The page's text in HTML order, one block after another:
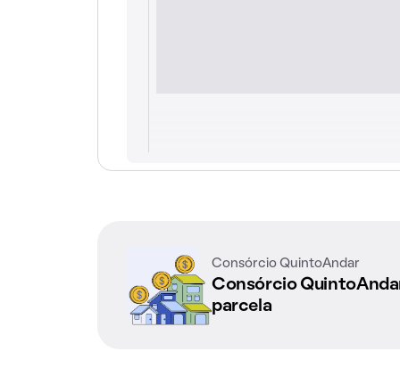
Consórcio QuintoAndar
Consórcio
parcela